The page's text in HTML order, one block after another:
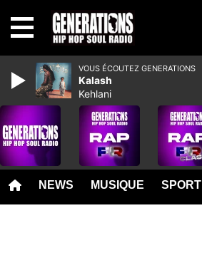
NEWS MUSIQUE SPORT
VOUS ÉCOUTEZ GENERATIONS
Kalash
Kehlani